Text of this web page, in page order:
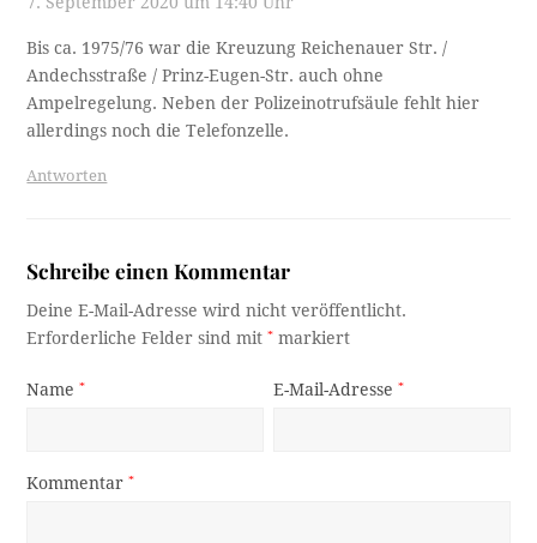
Bis ca. 1975/76 war die Kreuzung Reichenauer Str. /
Andechsstraße / Prinz-Eugen-Str. auch ohne
Ampelregelung. Neben der Polizeinotrufsäule fehlt hier
allerdings noch die Telefonzelle.
Antworten
Schreibe einen Kommentar
Deine E-Mail-Adresse wird nicht veröffentlicht.
Erforderliche Felder sind mit* markiert
Name* E-Mail-Adresse*
Kommentar*